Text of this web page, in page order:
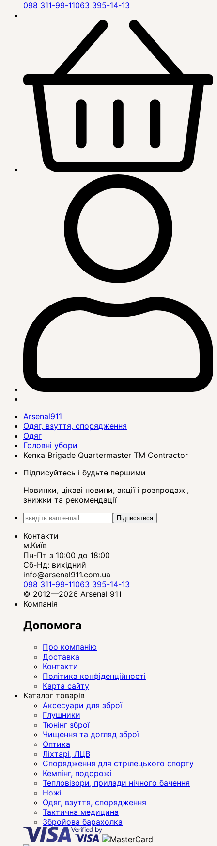
098 311-99-11063 395-14-13
Arsenal911
Одяг, взуття, спорядження
Одяг
Головні убори
Кепка Brigade Quartermaster TM Contractor
Підписуйтесь і будьте першими
Новинки, цікаві новини, акції і розпродажі,
знижки та рекомендації
Підписатися
Контакти
м.Київ
Пн-Пт з 10:00 до 18:00
Сб-Нд: вихідний
info@arsenal911.com.ua
098 311-99-11063 395-14-13
© 2012—2026 Arsenal 911
Компанія
Допомога
Про компанію
Доставка
Контакти
Політика конфіденційності
Карта сайту
Каталог товарів
Аксесуари для зброї
Глушники
Тюнінг зброї
Чищення та догляд зброї
Оптика
Ліхтарі, ЛЦВ
Спорядження для стрілецького спорту
Кемпінг, подорожі
Тепловізори, прилади нічного бачення
Ножі
Одяг, взуття, спорядження
Тактична медицина
Збройова барахолка